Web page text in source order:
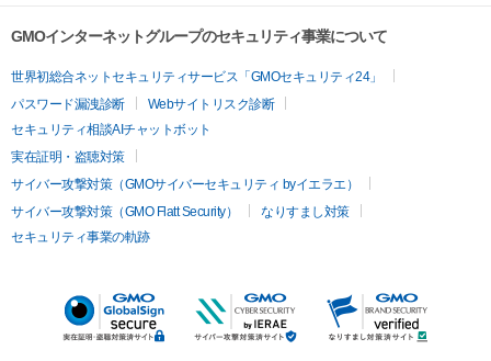
GMOインターネットグループのセキュリティ事業について
世界初総合ネットセキュリティサービス「GMOセキュリティ24」
パスワード漏洩診断
Webサイトリスク診断
セキュリティ相談AIチャットボット
実在証明・盗聴対策
サイバー攻撃対策（GMOサイバーセキュリティ byイエラエ）
サイバー攻撃対策（GMO Flatt Security）
なりすまし対策
セキュリティ事業の軌跡